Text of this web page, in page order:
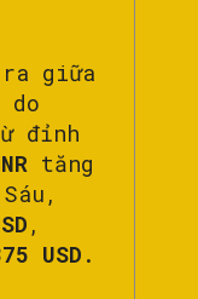
ra giữa
do
đỉnh
tăng
,
USD .